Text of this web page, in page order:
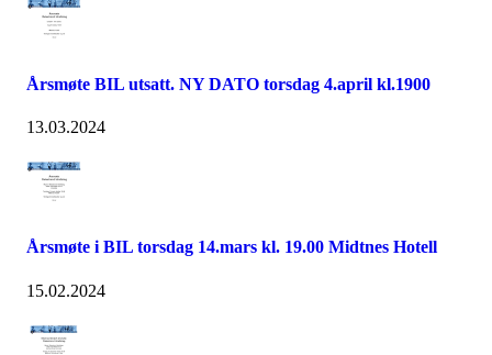
Årsmøte BIL utsatt. NY DATO torsdag 4.april kl.1900
13.03.2024
Årsmøte i BIL torsdag 14.mars kl. 19.00 Midtnes Hotell
15.02.2024